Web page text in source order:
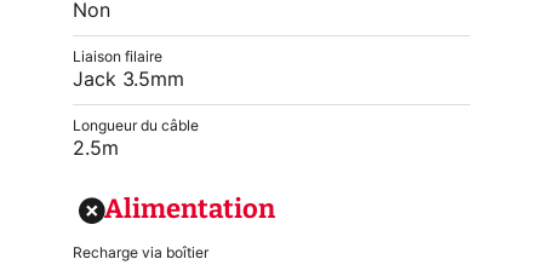
Non
Liaison filaire
Jack 3.5mm
Longueur du câble
2.5m
Alimentation
Recharge via boîtier